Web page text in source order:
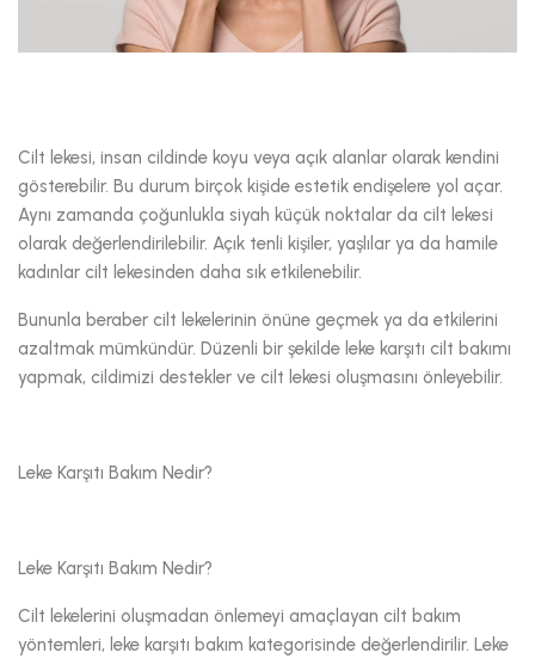
Cilt lekesi, insan cildinde koyu veya açık alanlar olarak kendini
gösterebilir. Bu durum birçok kişide estetik endişelere yol açar.
Aynı zamanda çoğunlukla siyah küçük noktalar da cilt lekesi
olarak değerlendirilebilir. Açık tenli kişiler, yaşlılar ya da hamile
kadınlar cilt lekesinden daha sık etkilenebilir.
Bununla beraber cilt lekelerinin önüne geçmek ya da etkilerini
azaltmak mümkündür. Düzenli bir şekilde leke karşıtı cilt bakımı
yapmak, cildimizi destekler ve cilt lekesi oluşmasını önleyebilir.
Leke Karşıtı Bakım Nedir?
Leke Karşıtı Bakım Nedir?
Cilt lekelerini oluşmadan önlemeyi amaçlayan cilt bakım
yöntemleri, leke karşıtı bakım kategorisinde değerlendirilir. Leke